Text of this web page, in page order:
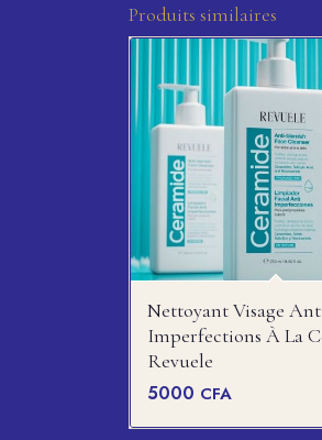
Produits similaires
Nettoyant Visage
Imperfections À La
Revuele
5000 CFA